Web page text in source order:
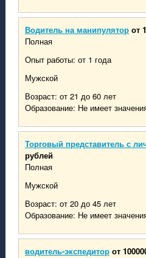
Водитель на манипулятор от
Полная
Опыт работы: от 1 года
Мужской
Возраст: от 21 до 60 лет
Образование: Не имеет
Торговый представитель с
рублей
Полная
Мужской
Возраст: от 20 до 45 лет
Образование: Не имеет
водитель-экспедитор от